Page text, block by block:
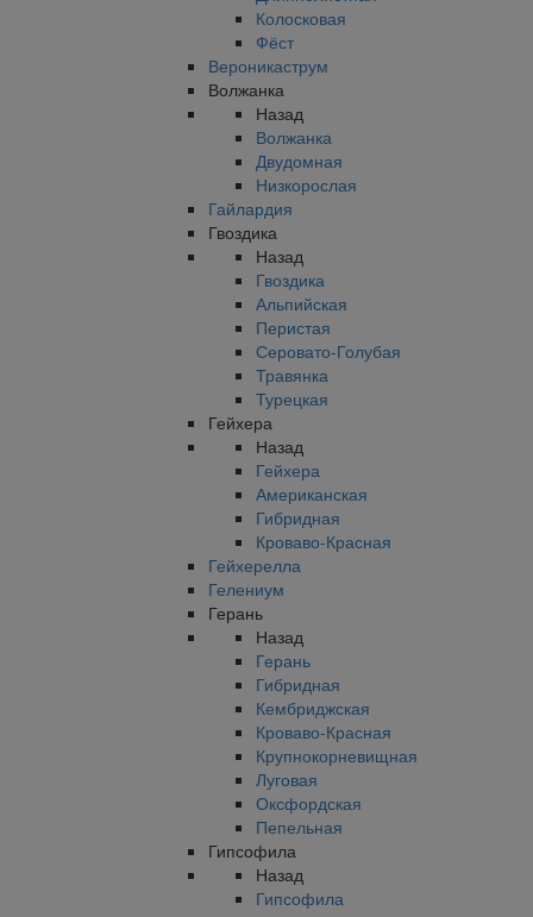
Колосковая
Фёст
Вероникаструм
Волжанка
Назад
Волжанка
Двудомная
Низкорослая
Гайлардия
Гвоздика
Назад
Гвоздика
Альпийская
Перистая
Серовато-Голубая
Травянка
Турецкая
Гейхера
Назад
Гейхера
Американская
Гибридная
Кроваво-Красная
Гейхерелла
Гелениум
Герань
Назад
Герань
Гибридная
Кембриджская
Кроваво-Красная
Крупнокорневищная
Луговая
Оксфордская
Пепельная
Гипсофила
Назад
Гипсофила